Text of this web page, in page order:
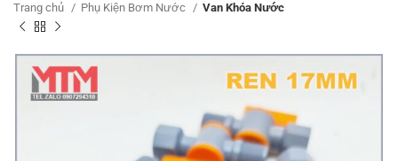
Trang chủ Phụ Kiện Bơm Nước Van Khóa Nước